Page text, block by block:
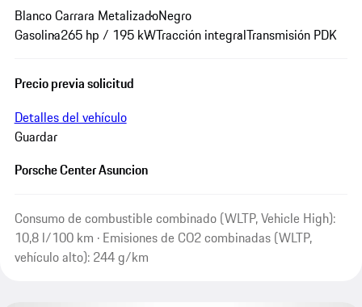
Blanco Carrara MetalizadoNegro
Gasolina265 hp / 195 kWTracción integralTransmisión PDK
Precio previa solicitud
Detalles del vehículo
Guardar
Porsche Center Asuncion
Consumo de combustible combinado (WLTP, Vehicle High):
10,8 l/100 km · Emisiones de CO2 combinadas (WLTP,
vehículo alto): 244 g/km